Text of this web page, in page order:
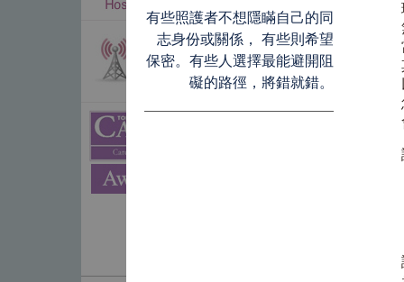
有些照護者不想隱瞞自己的同
志身份或關係， 有些則希望
保密。有些人選擇最能避開阻
礙的路徑，將錯就錯。